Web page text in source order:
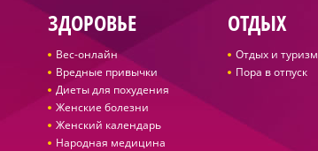
ЗДОРОВЬЕ
Вес-онлайн
Вредные привычки
Диеты для похудения
Женские болезни
Женский календарь
Народная медицина
ОТДЫХ
Отдых и туризм
Пора в отпуск